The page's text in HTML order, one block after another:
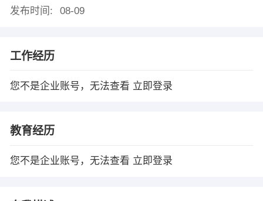
发布时间:
08-09
工作经历
您不是企业账号，无法查看 立即登录
教育经历
您不是企业账号，无法查看 立即登录